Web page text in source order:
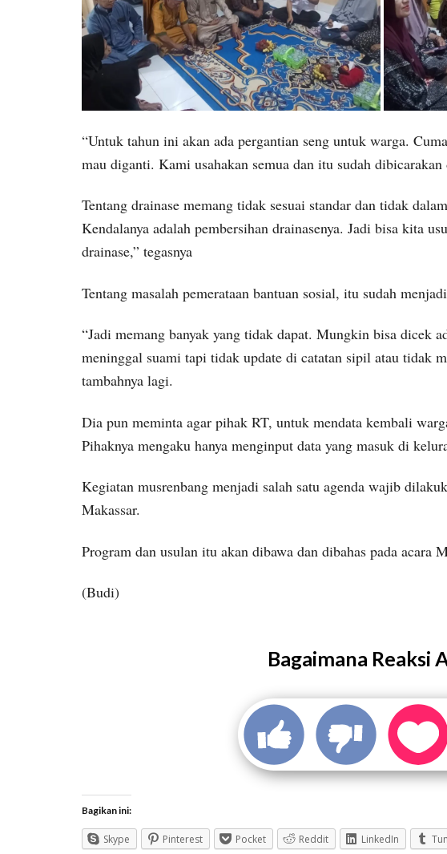
“Untuk tahun ini akan ada pergantian seng untuk warga.
mau diganti. Kami usahakan semua dan itu sudah
Tentang drainase memang tidak sesuai standar dan tidak
Kendalanya adalah pembersihan drainasenya. Jadi bisa kita
drainase,” tegasnya
Tentang masalah pemerataan bantuan sosial, itu sudah
“Jadi memang banyak yang tidak dapat. Mungkin bisa dicek
meninggal suami tapi tidak update di catatan sipil atau tidak
tambahnya lagi.
Dia pun meminta agar pihak RT, untuk mendata kembali
Pihaknya mengaku hanya menginput data yang masuk di
Kegiatan musrenbang menjadi salah satu agenda wajib
Makassar.
Program dan usulan itu akan dibawa dan dibahas pada acara
(Budi)
Bagaimana Reaksi
Bagikan ini:
Skype Pinterest Pocket Reddit LinkedIn